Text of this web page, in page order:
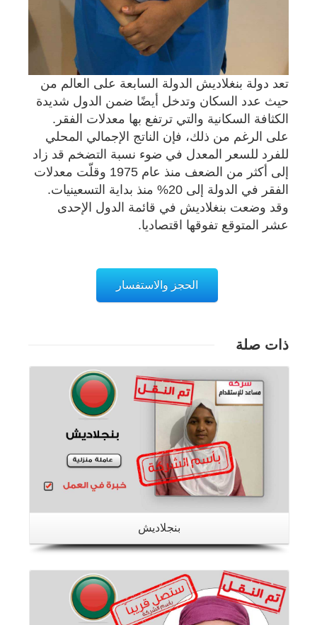
تعد دولة بنغلاديش الدولة السابعة على العالم من
حيث عدد السكان وتدخل أيضًا ضمن الدول شديدة
الكثافة السكانية والتي ترتفع بها معدلات الفقر.
على الرغم من ذلك، فإن الناتج الإجمالي المحلي
للفرد للسعر المعدل في ضوء نسبة التضخم قد زاد
إلى أكثر من الضعف منذ عام 1975 وقلّت معدلات
الفقر في الدولة إلى 20% منذ بداية التسعينيات.
وقد وضعت بنغلاديش في قائمة الدول الإحدى
عشر المتوقع تفوقها اقتصاديا.
الحجز والاستفسار
ذات صلة
بنجلاديش